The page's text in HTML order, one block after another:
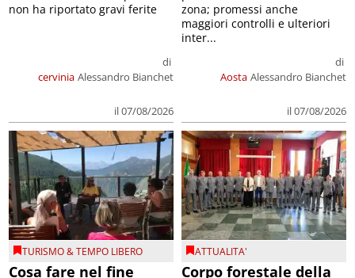
cervinia
di
Alessandro Bianchet
il 07/08/2026
non ha riportato gravi ferite
Aosta
di
Alessandro Bianchet
il 07/08/2026
zona; promessi anche
maggiori controlli e ulteriori
inter...
TURISMO & TEMPO LIBERO
Cosa fare nel fine
ATTUALITA'
Corpo forestale della